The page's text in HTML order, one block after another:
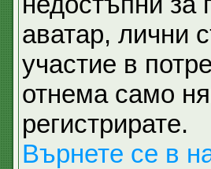
аватар, лични
участие в
отнема само
регистрирате.
Върнете се в